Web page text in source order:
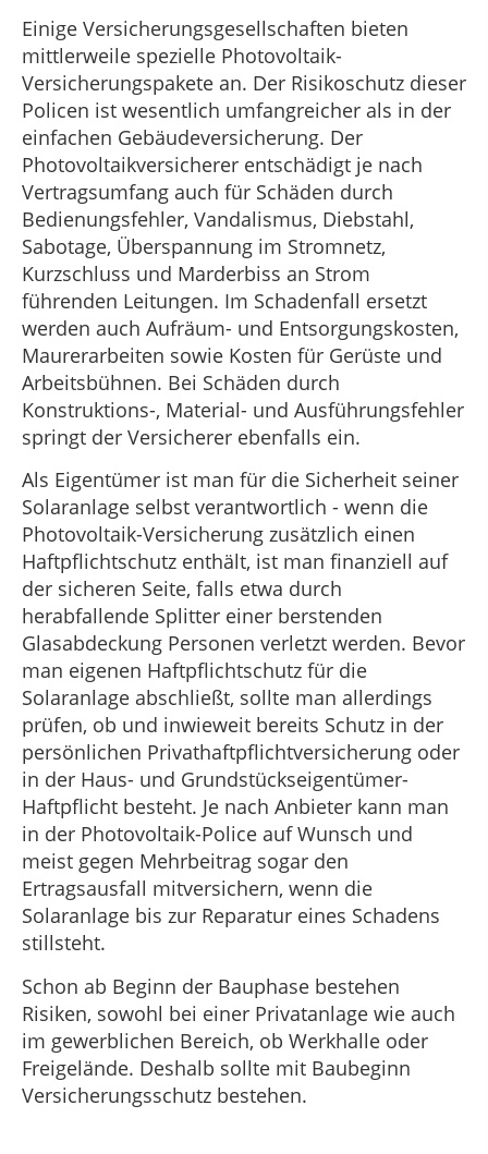
Einige Versicherungsgesellschaften bieten
mittlerweile spezielle Photovoltaik-
Versicherungspakete an. Der Risikoschutz dieser
Policen ist wesentlich umfangreicher als in der
einfachen Gebäudeversicherung. Der
Photovoltaikversicherer entschädigt je nach
Vertragsumfang auch für Schäden durch
Bedienungsfehler, Vandalismus, Diebstahl,
Sabotage, Überspannung im Stromnetz,
Kurzschluss und Marderbiss an Strom
führenden Leitungen. Im Schadenfall ersetzt
werden auch Aufräum- und Entsorgungskosten,
Maurerarbeiten sowie Kosten für Gerüste und
Arbeitsbühnen. Bei Schäden durch
Konstruktions-, Material- und Ausführungsfehler
springt der Versicherer ebenfalls ein.
Als Eigentümer ist man für die Sicherheit seiner
Solaranlage selbst verantwortlich - wenn die
Photovoltaik-Versicherung zusätzlich einen
Haftpflichtschutz enthält, ist man finanziell auf
der sicheren Seite, falls etwa durch
herabfallende Splitter einer berstenden
Glasabdeckung Personen verletzt werden. Bevor
man eigenen Haftpflichtschutz für die
Solaranlage abschließt, sollte man allerdings
prüfen, ob und inwieweit bereits Schutz in der
persönlichen Privathaftpflichtversicherung oder
in der Haus- und Grundstückseigentümer-
Haftpflicht besteht. Je nach Anbieter kann man
in der Photovoltaik-Police auf Wunsch und
meist gegen Mehrbeitrag sogar den
Ertragsausfall mitversichern, wenn die
Solaranlage bis zur Reparatur eines Schadens
stillsteht.
Schon ab Beginn der Bauphase bestehen
Risiken, sowohl bei einer Privatanlage wie auch
im gewerblichen Bereich, ob Werkhalle oder
Freigelände. Deshalb sollte mit Baubeginn
Versicherungsschutz bestehen.